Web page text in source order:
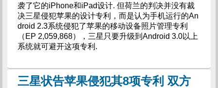
袭了它的iPhone和iPad设计. 但荷兰的判决并没有裁
决三星侵犯苹果的设计专利，而是认为手机运行的An
droid 2.3系统侵犯了苹果的移动设备照片管理专利
（EP 2,059,868），三星只要升级到Android 3.0以上
系统就可避开这项专利.
三星状告苹果侵犯其8项专利 双方